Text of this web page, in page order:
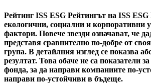
Рейтинг ISS ESG Рейтингът на ISS
екологични, социални и корпоративни
фактори. Повече звезди означават, че
представя сравнително по-добре от
група. В детайлния изглед се показва
резултат. Това обаче не са показатели
фонда, за да направи компаниите по-
направи по-устойчиви в бъдеще.